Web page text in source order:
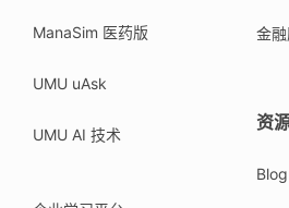
ManaSim 医药版
UMU uAsk
UMU AI 技术
金
资
Blog